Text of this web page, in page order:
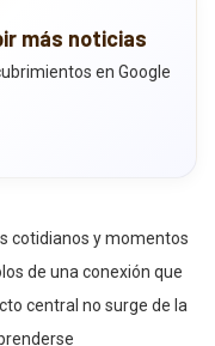
más noticias
en Google
cotidianos y momentos
de una conexión que
central no surge de la